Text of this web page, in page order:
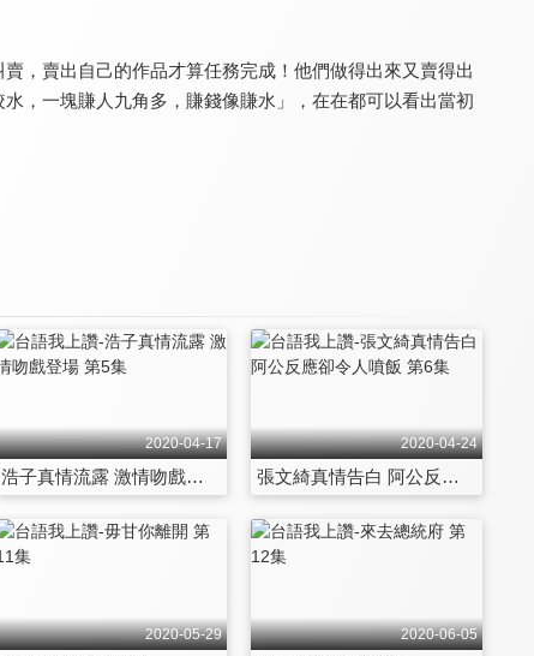
，賣出自己的作品才算任務完成！他們做得出來又賣得出
，一塊賺人九角多，賺錢像賺水」，在在都可以看出當初
2020-04-17
浩子真情流露 激情吻戲登場 第5集
2020-04-24
張文綺真情告白 阿公反應卻令人噴飯 第6集
2020-05-29 2020-06-05